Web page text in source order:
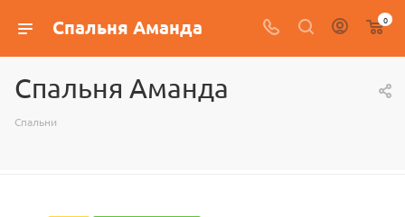
Спальня Аманда 0
Спальня Аманда
Спальни